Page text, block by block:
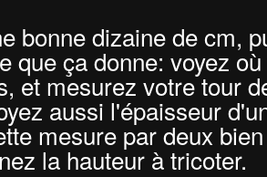
bonne dizaine de cm,
que ça donne: voyez
et mesurez votre tour
aussi l'épaisseur
mesure par deux
la hauteur à tricoter.